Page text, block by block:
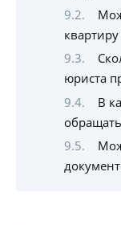
юриста
В